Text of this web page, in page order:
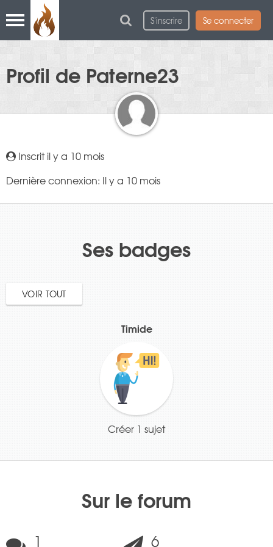
S'inscrire Se connecter
Profil de Paterne23
Inscrit il y a 10 mois
Dernière connexion: Il y a 10 mois
Ses badges
VOIR TOUT
Timide
Créer 1 sujet
Sur le forum
1 6